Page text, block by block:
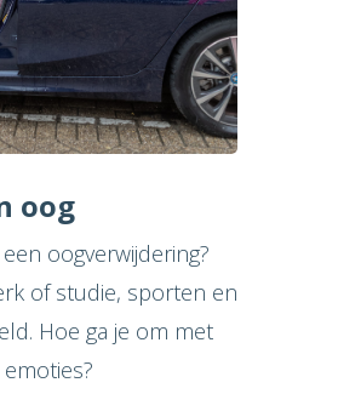
oog
oogverwijdering?
of studie, sporten en
Hoe ga je om met